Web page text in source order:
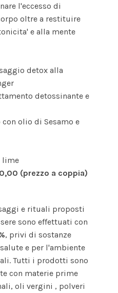
l'eccesso di
oltre a restituire
e alla mente
detox alla
detossinante e
con olio di Sesamo e
lime
(prezzo a coppia)
e rituali proposti
sono effettuati con
, privi di sostanze
e per l'ambiente
Tutti i prodotti sono
con materie prime
oli vergini , polveri